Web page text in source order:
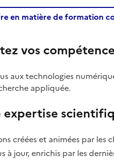
en matière de formation
vos
aux technologies
nouvelle fenêtre)
appliquée.
expertise
créées et animées par les
à jour, enrichis par les